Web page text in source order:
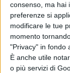
consenso, ma hai
preferenze si
modificare le tue
momento
"Privacy" in fondo
È anche utile
o più servizi di